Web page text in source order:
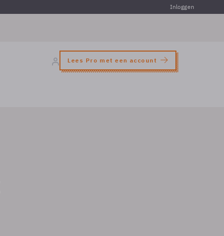
Inloggen
Lees Pro met een account